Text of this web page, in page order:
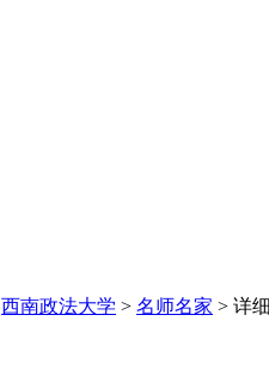
西南政法大学 > 名师名家 > 详细